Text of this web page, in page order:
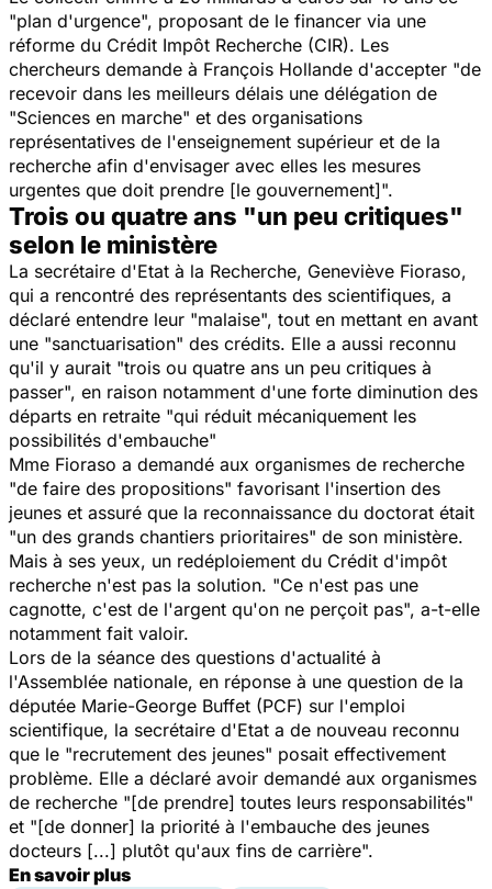
"plan d'urgence", proposant de le financer via une
réforme du Crédit Impôt Recherche (CIR). Les
chercheurs demande à François Hollande d'accepter "de
recevoir dans les meilleurs délais une délégation de
"Sciences en marche" et des organisations
représentatives de l'enseignement supérieur et de la
recherche afin d'envisager avec elles les mesures
urgentes que doit prendre [le gouvernement]".
Trois ou quatre ans "un peu critiques"
selon le ministère
La secrétaire d'Etat à la Recherche, Geneviève Fioraso,
qui a rencontré des représentants des scientifiques, a
déclaré entendre leur "malaise", tout en mettant en avant
une "sanctuarisation" des crédits. Elle a aussi reconnu
qu'il y aurait "trois ou quatre ans un peu critiques à
passer", en raison notamment d'une forte diminution des
départs en retraite "qui réduit mécaniquement les
possibilités d'embauche"
Mme Fioraso a demandé aux organismes de recherche
"de faire des propositions" favorisant l'insertion des
jeunes et assuré que la reconnaissance du doctorat était
"un des grands chantiers prioritaires" de son ministère.
Mais à ses yeux, un redéploiement du Crédit d'impôt
recherche n'est pas la solution. "Ce n'est pas une
cagnotte, c'est de l'argent qu'on ne perçoit pas", a-t-elle
notamment fait valoir.
Lors de la séance des questions d'actualité à
l'Assemblée nationale, en réponse à une question de la
députée Marie-George Buffet (PCF) sur l'emploi
scientifique, la secrétaire d'Etat a de nouveau reconnu
que le "recrutement des jeunes" posait effectivement
problème. Elle a déclaré avoir demandé aux organismes
de recherche "[de prendre] toutes leurs responsabilités"
et "[de donner] la priorité à l'embauche des jeunes
docteurs [...] plutôt qu'aux fins de carrière".
En savoir plus